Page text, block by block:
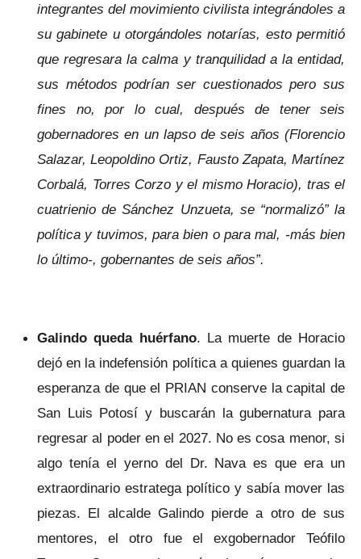
integrantes del movimiento civilista integrándoles a
su gabinete u otorgándoles notarías, esto permitió
que regresara la calma y tranquilidad a la entidad,
sus métodos podrían ser cuestionados pero sus
fines no, por lo cual, después de tener seis
gobernadores en un lapso de seis años (Florencio
Salazar, Leopoldino Ortiz, Fausto Zapata, Martínez
Corbalá, Torres Corzo y el mismo Horacio), tras el
cuatrienio de Sánchez Unzueta, se “normalizó” la
política y tuvimos, para bien o para mal, -más bien
lo último-, gobernantes de seis años”.
Galindo queda huérfano. La muerte de Horacio
dejó en la indefensión política a quienes guardan la
esperanza de que el PRIAN conserve la capital de
San Luis Potosí y buscarán la gubernatura para
regresar al poder en el 2027. No es cosa menor, si
algo tenía el yerno del Dr. Nava es que era un
extraordinario estratega político y sabía mover las
piezas. El alcalde Galindo pierde a otro de sus
mentores, el otro fue el exgobernador Teófilo